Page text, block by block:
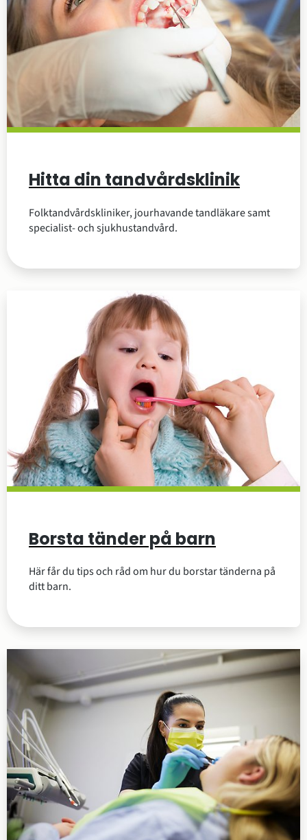
Hitta din tandvårdsklinik
Folktandvårdskliniker, jourhavande tandläkare samt
specialist- och sjukhustandvård.
Borsta tänder på barn
Här får du tips och råd om hur du borstar tänderna på
ditt barn.